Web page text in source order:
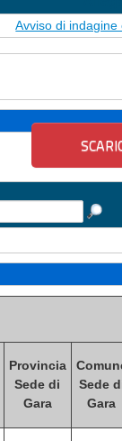
Avviso di
Provincia
Sede di
Gara
Sede
Gara